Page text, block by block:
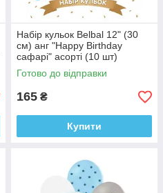
Набір кульок Belbal 12" (30
см) анг "Happy Birthday
сафарі" асорті (10 шт)
Готово до відправки
165 ₴
Купити